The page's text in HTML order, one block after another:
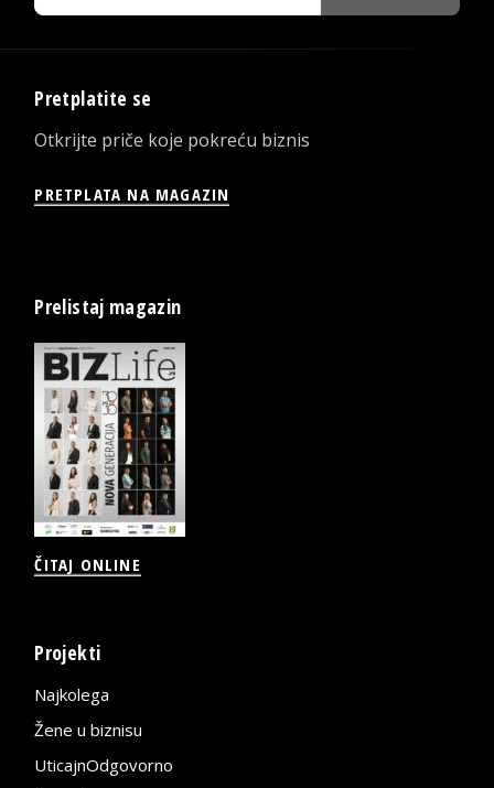
Pretplatite se
Otkrijte priče koje pokreću biznis
PRETPLATA NA MAGAZIN
Prelistaj magazin
ČITAJ ONLINE
Projekti
Najkolega
Žene u biznisu
UticajnOdgovorno